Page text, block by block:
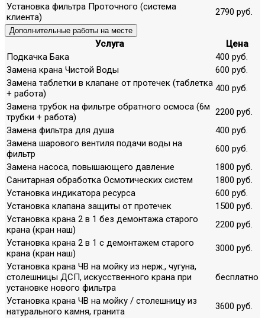
Установка фильтра Проточного (система
клиента)
2790 руб.
Дополнительные работы на месте
Услуга
Цена
Подкачка Бака
400 руб.
Замена крана Чистой Воды
600 руб.
Замена таблетки в клапане от протечек (таблетка
+ работа)
400 руб.
Замена трубок на фильтре обратного осмоса (6м
трубки + работа)
2200 руб.
Замена фильтра для душа
400 руб.
Замена шарового вентиля подачи воды на
фильтр
600 руб.
Замена насоса, повышающего давление
1800 руб.
Санитарная обработка Осмотических систем
1800 руб.
Установка индикатора ресурса
600 руб.
Установка клапана защиты от протечек
1500 руб.
Установка крана 2 в 1 без демонтажа старого
крана (кран наш)
2200 руб.
Установка крана 2 в 1 с демонтажем старого
крана (кран наш)
3000 руб.
Установка крана ЧВ на мойку из нерж., чугуна,
столешницы ДСП, искусственного крана при
установке нового фильтра
бесплатно
Установка крана ЧВ на мойку / столешницу из
натурального камня, гранита
3600 руб.